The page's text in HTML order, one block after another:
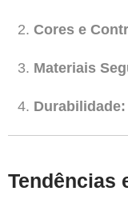
Cores e
Materiais
Durabilidade:
Tendências